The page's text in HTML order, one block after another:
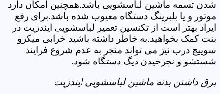
شدن تسمه ماشین لباسشویی باشد.همچنین امکان دارد
موتور و یا بلبرینگ دستگاه معیوب شده باشد.برای رفع
ایراد بهتر است از تکنسین تعمیر لباسشویی ایندزیت در
بنت کمک بخواهید.به خاطر داشته باشید خرابی میکرو
سوییچ درب نیز می تواند منجر به عدم شروع فرایند
شستشو و نچرخیدن دیگ دستگاه شود.
برق داشتن بدنه ماشین لباسشویی ایندزیت